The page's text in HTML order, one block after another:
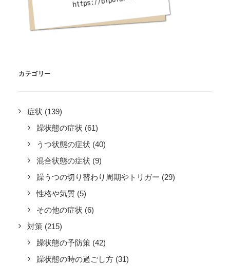
カテゴリー
症状 (139)
躁状態の症状 (61)
うつ状態の症状 (40)
混合状態の症状 (9)
躁うつの切り替わり周期やトリガー (29)
性格や気質 (5)
その他の症状 (6)
対策 (215)
躁状態の予防策 (42)
躁状態の時の過ごし方 (31)